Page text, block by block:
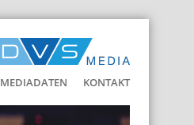
MEDIADATEN KONTAKT